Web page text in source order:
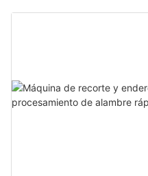
precisión.